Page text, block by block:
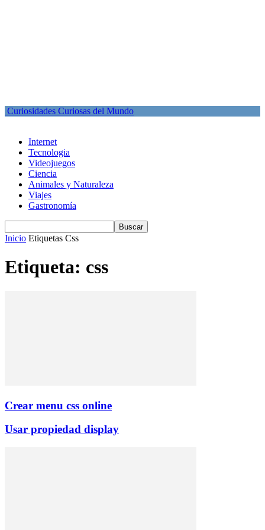
Curiosidades Curiosas del Mundo
Internet
Tecnologia
Videojuegos
Ciencia
Animales y Naturaleza
Viajes
Gastronomía
Inicio Etiquetas Css
Etiqueta: css
Crear menu css online
Usar propiedad display